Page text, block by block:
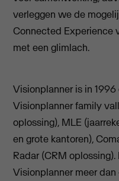
verleggen we de
Connected Experience
met een glimlach.
Visionplanner is in
Visionplanner family
oplossing), MLE
en grote kantoren),
Radar (CRM
Visionplanner meer